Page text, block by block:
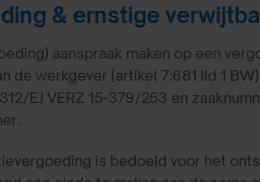
& ernstige
aanspraak maken op een
de werkgever (artikel 7:681 lid 1
EJ VERZ 15-379/253 en
is bedoeld voor het